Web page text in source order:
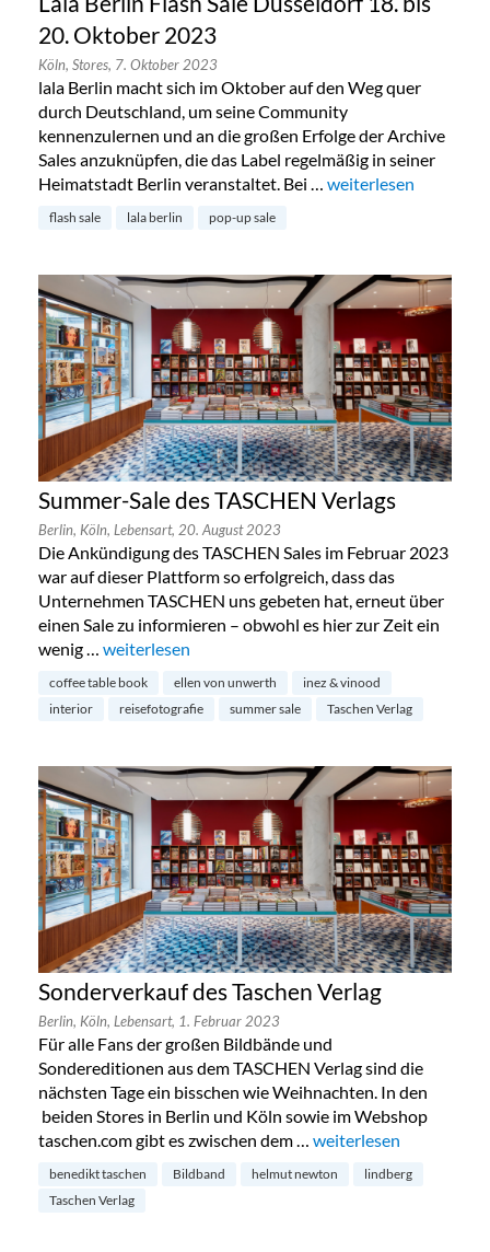
20. Oktober 2023
Köln, Stores, 7. Oktober 2023
lala Berlin macht sich im Oktober auf den Weg quer
durch Deutschland, um seine Community
kennenzulernen und an die großen Erfolge der Archive
Sales anzuknüpfen, die das Label regelmäßig in seiner
Heimatstadt Berlin veranstaltet. Bei … „Lala Berlin Flash
weiterlesen
flash sale lala berlin pop-up sale
Summer-Sale des TASCHEN Verlags
Berlin, Köln, Lebensart, 20. August 2023
Die Ankündigung des TASCHEN Sales im Februar 2023
war auf dieser Plattform so erfolgreich, dass das
Unternehmen TASCHEN uns gebeten hat, erneut über
einen Sale zu informieren – obwohl es hier zur Zeit ein
wenig … „Summer-Sale des TASCHEN Verlags“
weiterlesen
coffee table book ellen von unwerth
inez & vinood
interior
reisefotografie summer sale Taschen Verlag
Sonderverkauf des Taschen Verlag
Berlin, Köln, Lebensart, 1. Februar 2023
Für alle Fans der großen Bildbände und
Sondereditionen aus dem TASCHEN Verlag sind die
nächsten Tage ein bisschen wie Weihnachten. In den
beiden Stores in Berlin und Köln sowie im Webshop
taschen.com gibt es zwischen dem … „Sonderverkauf des
weiterlesen
benedikt taschen Bildband helmut newton
lindberg
Taschen Verlag